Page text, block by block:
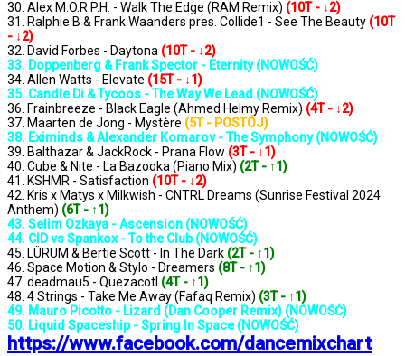
30. Alex M.O.R.P.H. - Walk The Edge (RAM Remix) (10T - ↓2)
31. Ralphie B & Frank Waanders pres. Collide1 - See The Beauty (10T
- ↓2)
32. David Forbes - Daytona (10T - ↓2)
33. Doppenberg & Frank Spector - Eternity (NOWOŚĆ)
34. Allen Watts - Elevate (15T - ↓1)
35. Candle Di & Tycoos - The Way We Lead (NOWOŚĆ)
36. Frainbreeze - Black Eagle (Ahmed Helmy Remix) (4T - ↓2)
37. Maarten de Jong - Mystère (5T - POSTÓJ)
38. Eximinds & Alexander Komarov - The Symphony (NOWOŚĆ)
39. Balthazar & JackRock - Prana Flow (3T - ↓1)
40. Cube & Nite - La Bazooka (Piano Mix) (2T - ↑1)
41. KSHMR - Satisfaction (10T - ↓2)
42. Kris x Matys x Milkwish - CNTRL Dreams (Sunrise Festival 2024
Anthem) (6T - ↑1)
43. Selim Ozkaya - Ascension (NOWOŚĆ)
44. CID vs Spankox - To the Club (NOWOŚĆ)
45. LÜRUM & Bertie Scott - In The Dark (2T - ↑1)
46. Space Motion & Stylo - Dreamers (8T - ↑1)
47. deadmau5 - Quezacotl (4T - ↑1)
48. 4 Strings - Take Me Away (Fafaq Remix) (3T - ↑1)
49. Mauro Picotto - Lizard (Dan Cooper Remix) (NOWOŚĆ)
50. Liquid Spaceship - Spring In Space (NOWOŚĆ)
https://www.facebook.com/dancemixchart